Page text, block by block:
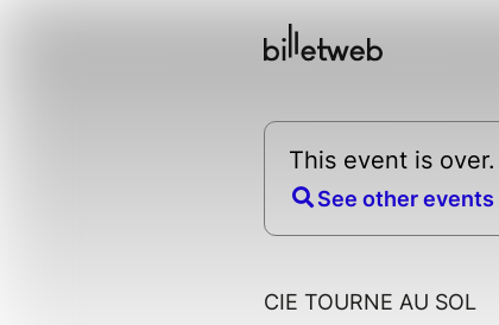
This event is over.
See other
CIE TOURNE AU SOL